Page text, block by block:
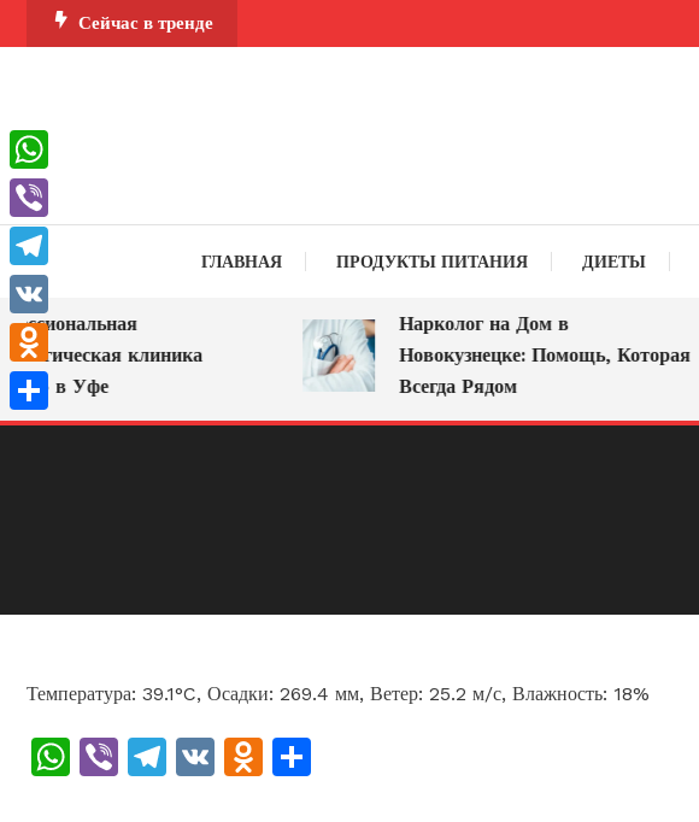
Перейти
к
Сейчас в тренде
ГЛАВНАЯ ПРОДУКТЫ ПИТАНИЯ ДИЕТЫ
клиника
в Уфе
Нарколог на Дом в
Новокузнецке: Помощь, Которая
Всегда Рядом
Температура: 39.1°C, Осадки: 269.4 мм, Ветер: 25.2 м/с, Влажность: 18%
WhatsApp
ViberTelegram
VK Odnoklassniki
WhatsApp
Viber
Telegram
VK
Odnoklassniki
Отправить